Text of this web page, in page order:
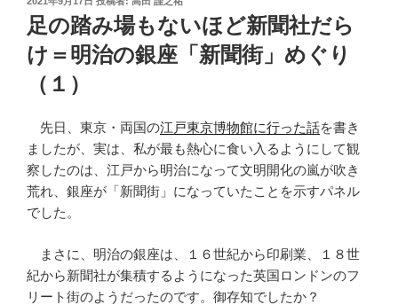
稿
日:
足の踏み場もないほど新聞社だら
け＝明治の銀座「新聞街」めぐり
（１）
先日、東京・両国の江戸東京博物館に行った話を書き
ましたが、実は、私が最も熱心に食い入るようにして観
察したのは、江戸から明治になって文明開化の嵐が吹き
荒れ、銀座が「新聞街」になっていたことを示すパネル
でした。
まさに、明治の銀座は、１６世紀から印刷業、１８世
紀から新聞社が集積するようになった英国ロンドンのフ
リート街のようだったのです。御存知でしたか？